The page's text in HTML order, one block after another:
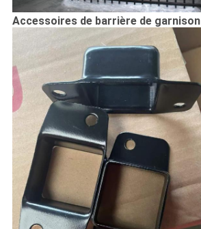
Accessoires de barrière de garnison